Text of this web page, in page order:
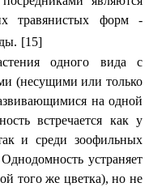
травянистых форм -
[15]
одного вида с
(несущими или только
на одной
встречается как у
и среди зоофильных
устраняет
того же цветка), но не